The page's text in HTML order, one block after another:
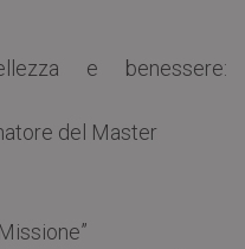
e benessere:
del Master